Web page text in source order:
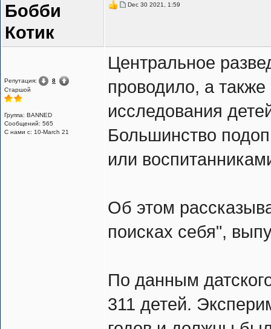
Бобби
Котик
Dec 30 2021, 1:59
Репутация:
8
Cтаршой
Группа: BANNED
Сообщений: 565
С нами с: 10-March 21
Центральное
проводило, а
исследования
Большинство
или
Об этом
поисках себя",
По данным
311 детей.